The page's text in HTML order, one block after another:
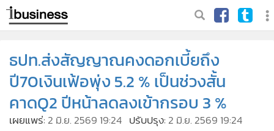
ธปท.ส่งสัญญาณคงดอกเบี้ยถึง
ปี70เงินเฟ้อพุ่ง 5.2 % เป็นช่วงสั้น
คาดQ2 ปีหน้าลดลงเข้ากรอบ 3 %
เผยแพร่: 2 มิ.ย. 2569 19:24 ปรับปรุง: 2 มิ.ย. 2569 19:24